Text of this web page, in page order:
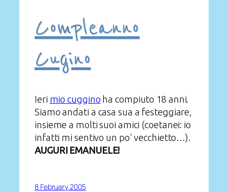
Compleanno
Cugino
Ieri mio cuggino ha compiuto 18 anni.
Siamo andati a casa sua a festeggiare,
insieme a molti suoi amici (coetanei: io
infatti mi sentivo un po' vecchietto…).
AUGURI EMANUELE!
8 February 2005